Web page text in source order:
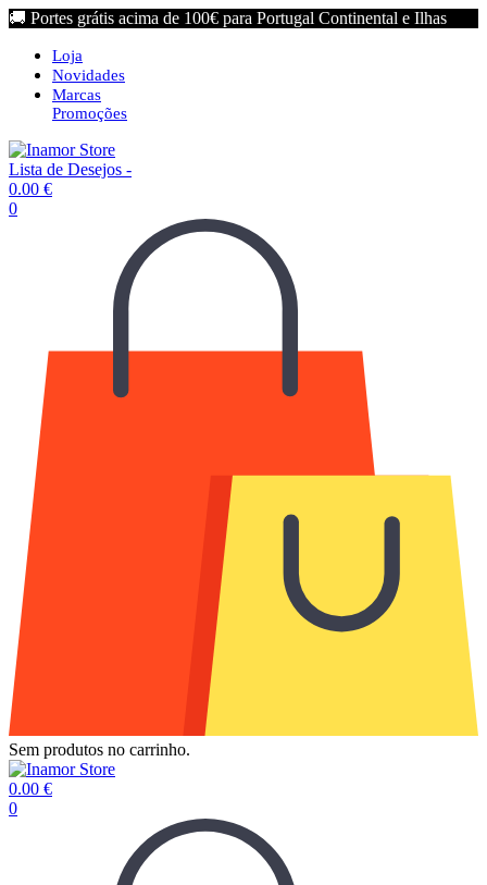
🚚 Portes grátis acima de 100€ para Portugal Continental e Ilhas
Loja
Novidades
Marcas
Promoções
Lista de Desejos -
0.00 €
0
Sem produtos no carrinho.
0.00 €
0